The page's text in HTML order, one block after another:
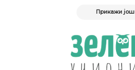
Прикажи још